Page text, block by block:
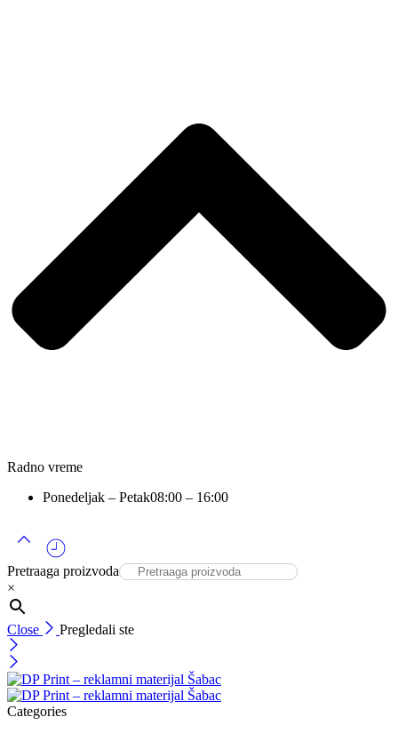
Radno vreme
Ponedeljak – Petak08:00 – 16:00
Pretraaga proizvoda
×
Close Pregledali ste
Categories